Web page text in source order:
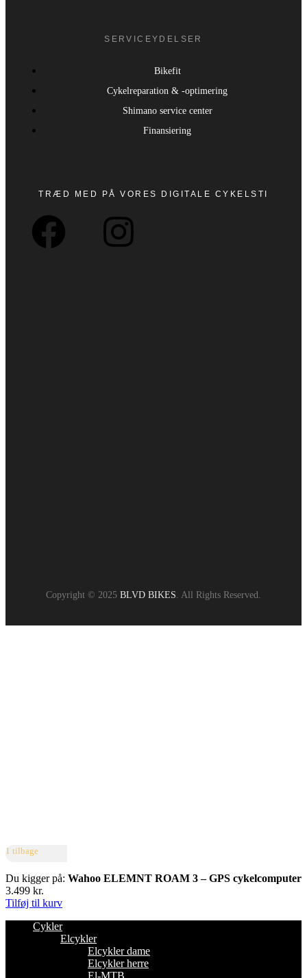
SERVICEYDELSER
Bikefit
Cykelreparation & -optimering
Shimano service center
Finansiering
TRÆD MED PÅ VORES DIGITALE CYKELSTI
Copyright © 2025 BLVD BIKES . All Rights Reserved.
1 tilbage
Du kigger på: Wahoo ELEMNT ROAM 3 – GPS cykelcomputer
3.499 kr.
Tilføj til kurv
Cykler
Elcykler
Elcykler dame
Elcykler herre
El-MTB